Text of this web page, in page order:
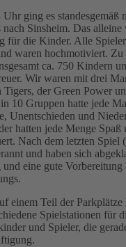
ging es standesgemäß
nach Sinsheim. Das alleine
für die Kinder. Alle
waren hochmotiviert.
ca. 750 Kindern
Wir waren mit drei
Tigers, der Green Power
10 Gruppen hatte jede
Unentschieden und
hatten jede Menge Spaß
Nach dem letzten Spiel
und haben sich
eine gute Vorbereitung
einem Teil der
Spielstationen für
und Spieler, die